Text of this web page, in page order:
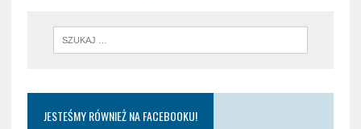
JESTEŚMY RÓWNIEŻ NA FACEBOOKU!